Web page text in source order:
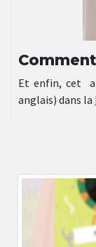
Et enfin, cet
anglais) dans la